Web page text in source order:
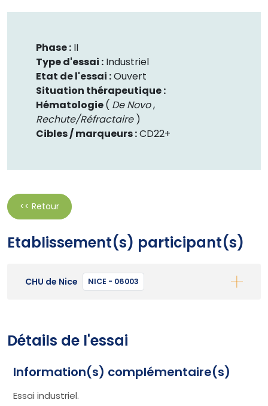
Phase : II
Type d'essai : Industriel
Etat de l'essai :Ouvert
Situation thérapeutique :
Hématologie( De Novo,
Rechute/Réfractaire)
Cibles / marqueurs :CD22+
<< Retour
Etablissement(s) participant(s)
CHU de Nice NICE - 06003
Détails de l'essai
Information(s) complémentaire(s)
Essai industriel.